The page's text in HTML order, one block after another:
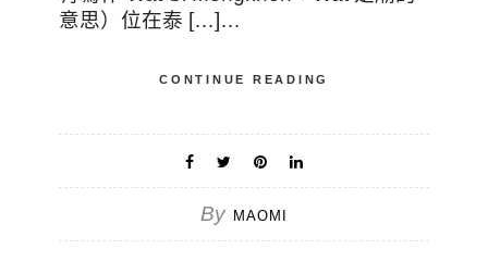
意思）位在泰 […]…
CONTINUE READING
By MAOMI